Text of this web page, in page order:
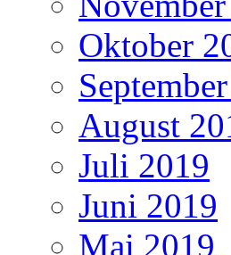
Oktober
August
Juli 2019
Juni 2019
Mai 2019